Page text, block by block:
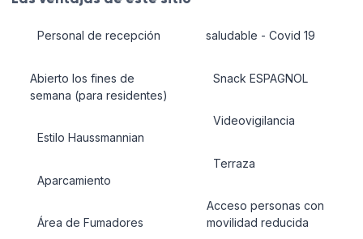
Personal de recepción
Abierto los fines de
semana (para residentes)
Estilo Haussmannian
Aparcamiento
Área de Fumadores
saludable - Covid 19
Snack ESPAGNOL
Videovigilancia
Terraza
Acceso personas con
movilidad reducida